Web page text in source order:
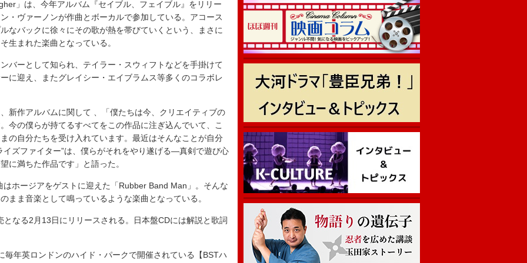
」は、今年アルバム『セイブル、フェイブル』をリリー
・ヴァーノンが作曲とボーカルで参加している。アコース
なバックに徐々にその歌が熱を帯びていくという、まさに
生まれた楽曲となっている。
ーとして知られ、テイラー・スウィフトなどを手掛けて
に迎え、またグレイシー・エイブラムス等多くのコラボレ
作アルバムに関して 、「僕たちは今、クリエイティブの
今の僕らが持てるすべてをこの作品に注ぎ込んでいて、こ
の自分たちを受け入れています。最近はそんなことが自分
イズファイター”は、僕らがそれをやり遂げる—真剣で遊び心
に満ちた作品です」と語った。
ホージアをゲストに迎えた「Rubber Band Man」。そんな
まま音楽として鳴っているような楽曲となっている。
なる2月13日にリリースされる。日本盤CDには解説と歌詞
年英ロンドンのハイド・パークで開催されている【BSTハ